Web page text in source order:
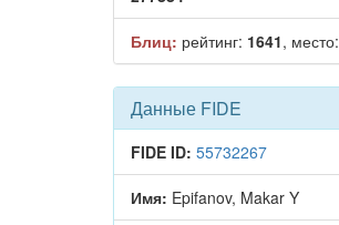
Блиц: рейтинг: 1641, место:
Данные FIDE
FIDE ID: 55732267
Имя: Epifanov, Makar Y